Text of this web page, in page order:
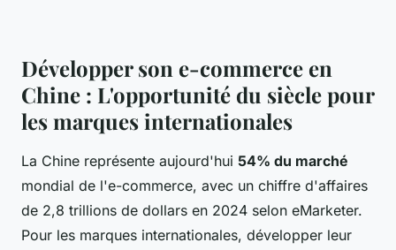
Développer son e-commerce en
Chine : L'opportunité du siècle pour
les marques internationales
La Chine représente aujourd'hui 54% du marché
mondial de l'e-commerce, avec un chiffre d'affaires
de 2,8 trillions de dollars en 2024 selon eMarketer.
Pour les marques internationales, développer leur